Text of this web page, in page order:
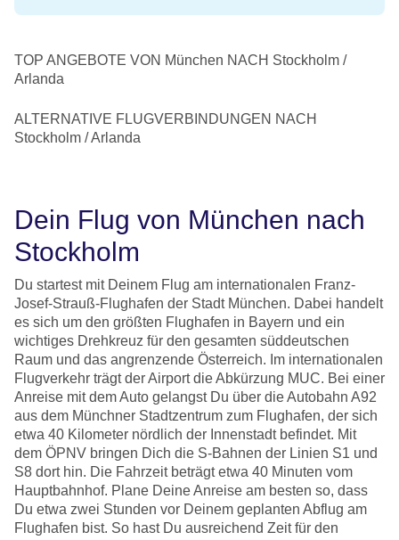
TOP ANGEBOTE VON München NACH Stockholm /
Arlanda
ALTERNATIVE FLUGVERBINDUNGEN NACH
Stockholm / Arlanda
Dein Flug von München nach
Stockholm
Du startest mit Deinem Flug am internationalen Franz-
Josef-Strauß-Flughafen der Stadt München. Dabei handelt
es sich um den größten Flughafen in Bayern und ein
wichtiges Drehkreuz für den gesamten süddeutschen
Raum und das angrenzende Österreich. Im internationalen
Flugverkehr trägt der Airport die Abkürzung MUC. Bei einer
Anreise mit dem Auto gelangst Du über die Autobahn A92
aus dem Münchner Stadtzentrum zum Flughafen, der sich
etwa 40 Kilometer nördlich der Innenstadt befindet. Mit
dem ÖPNV bringen Dich die S-Bahnen der Linien S1 und
S8 dort hin. Die Fahrzeit beträgt etwa 40 Minuten vom
Hauptbahnhof. Plane Deine Anreise am besten so, dass
Du etwa zwei Stunden vor Deinem geplanten Abflug am
Flughafen bist. So hast Du ausreichend Zeit für den